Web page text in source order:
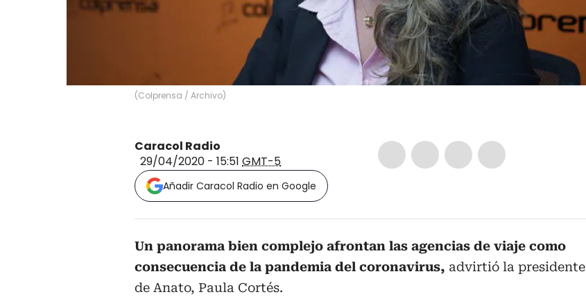
(Colprensa / Archivo)
Caracol Radio
29/04/2020 - 15:51 GMT-5
Añadir Caracol Radio en Google
Un panorama bien complejo afrontan las agencias de viaje como
consecuencia de la pandemia del coronavirus, advirtió la presidente
de Anato, Paula Cortés.